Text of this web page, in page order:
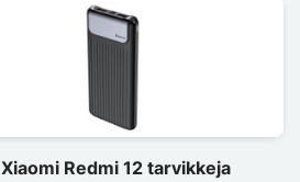
Xiaomi Redmi 12 tarvikkeja